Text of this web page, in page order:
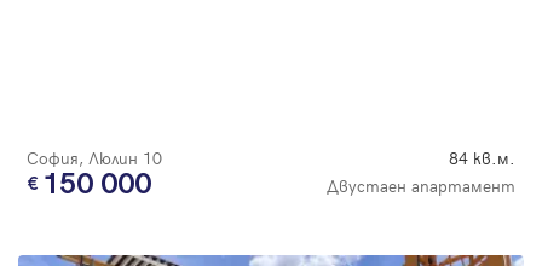
София, Люлин 10 84 кв.м.
150 000 Двустаен апартамент